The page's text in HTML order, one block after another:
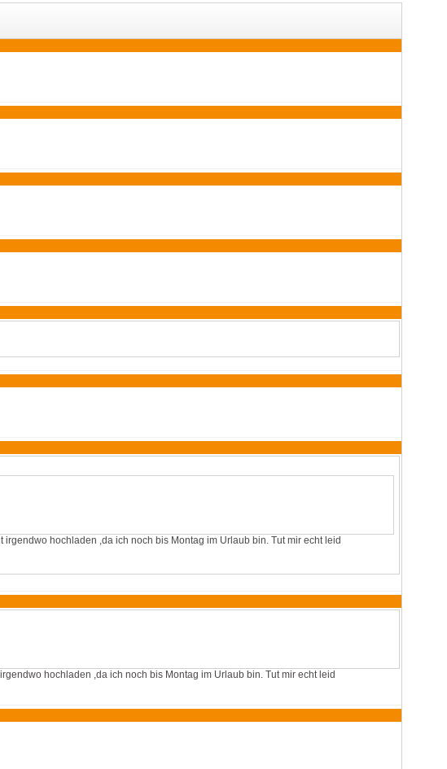
hochladen ,da ich noch bis Montag im Urlaub bin. Tut mir echt leid
hochladen ,da ich noch bis Montag im Urlaub bin. Tut mir echt leid